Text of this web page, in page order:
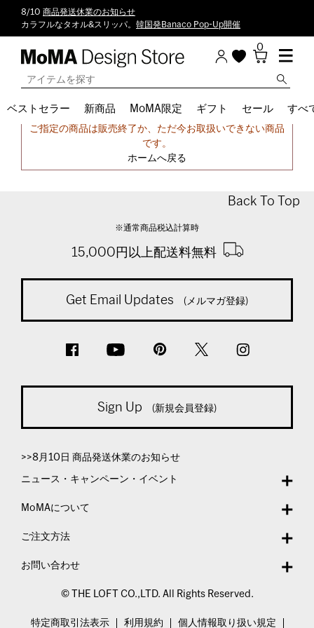
8/10 商品発送休業のお知らせ
カラフルなタオル&スリッパ。 韓国発Banaco Pop-Up開催
0
ベストセラー 新商品 MoMA限定 ギフト セール すべ
申し訳ございません。
ご指定の商品は販売終了か、ただ今お取扱いできない商品
です。
ホームへ戻る
Back To Top
※通常商品税込計算時
15,000円以上配送料無料
Get Email Updates (メルマガ登録)
Sign Up (新規会員登録)
>>8月10日 商品発送休業のお知らせ
ニュース・キャンペーン・イベント
MoMAについて
ご注文方法
お問い合わせ
© THE LOFT CO.,LTD. All Rights Reserved.
特定商取引法表示 利用規約 個人情報取り扱い規定